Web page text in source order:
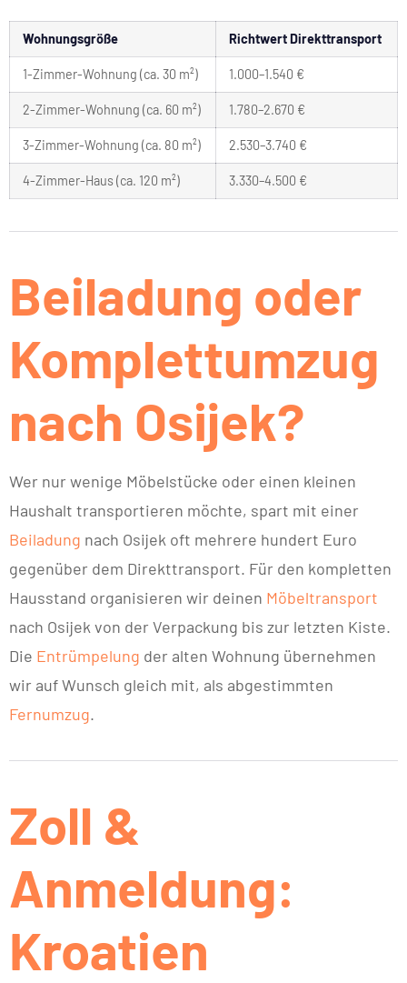
Wohnungsgröße Richtwert Direkttransport
1-Zimmer-Wohnung (ca. 30 m²) 1.000–1.540 €
2-Zimmer-Wohnung (ca. 60 m²) 1.780–2.670 €
3-Zimmer-Wohnung (ca. 80 m²) 2.530–3.740 €
4-Zimmer-Haus (ca. 120 m²) 3.330–4.500 €
Beiladung oder
Komplettumzug
nach Osijek?
Wer nur wenige Möbelstücke oder einen kleinen
Haushalt transportieren möchte, spart mit einer
Beiladung nach Osijek oft mehrere hundert Euro
gegenüber dem Direkttransport. Für den kompletten
Hausstand organisieren wir deinen Möbeltransport
nach Osijek von der Verpackung bis zur letzten Kiste.
Die Entrümpelung der alten Wohnung übernehmen
wir auf Wunsch gleich mit, als abgestimmten
Fernumzug.
Zoll &
Anmeldung:
Kroatien